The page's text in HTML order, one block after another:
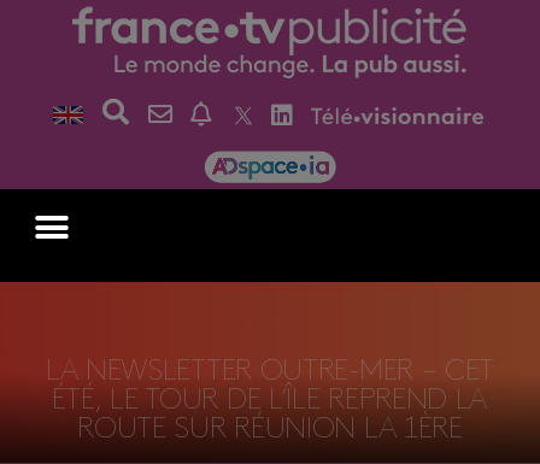
LA NEWSLETTER OUTRE-MER – CET
ÉTÉ, LE TOUR DE L’ÎLE REPREND LA
ROUTE SUR RÉUNION LA 1ÈRE